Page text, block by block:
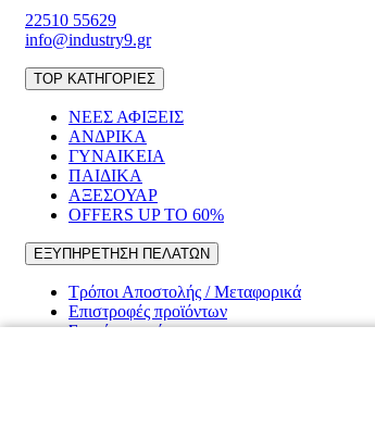
22510 55629
info@industry9.gr
TOP ΚΑΤΗΓΟΡΙΕΣ
ΝΕΕΣ ΑΦΙΞΕΙΣ
ΑΝΔΡΙΚΑ
ΓΥΝΑΙΚΕΙΑ
ΠΑΙΔΙΚΑ
ΑΞΕΣΟΥΑΡ
OFFERS UP TO 60%
ΕΞΥΠΗΡΕΤΗΣΗ ΠΕΛΑΤΩΝ
Τρόποι Αποστολής / Μεταφορικά
Επιστροφές προϊόντων
Συχνές ερωτήσεις